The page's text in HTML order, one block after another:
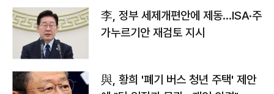
李, 정부 세제개편안에 제동…ISA·주
가누르기안 재검토 지시
與, 황희 '폐기 버스 청년 주택' 제안